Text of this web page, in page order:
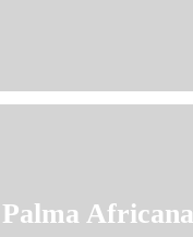
Palma Africana